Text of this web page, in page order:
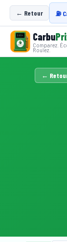
← Retour ⛽
Carbu
Comparez.
Roulez.
←